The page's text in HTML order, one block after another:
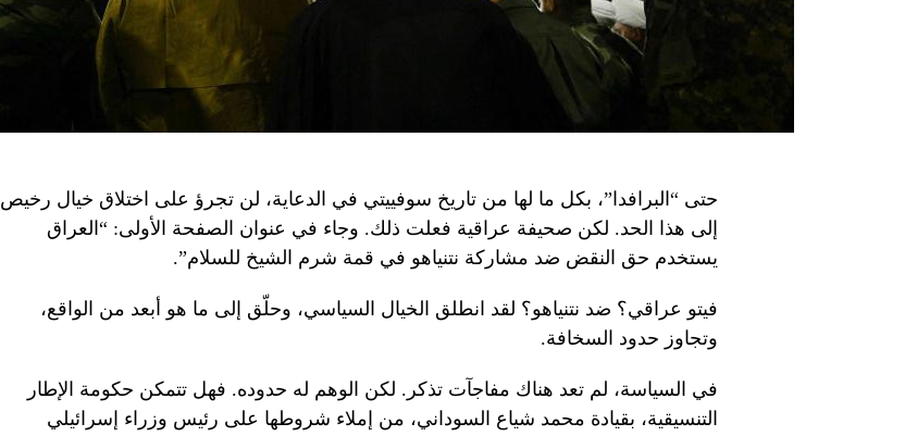
حتى “البرافدا”، بكل ما لها من تاريخ سوفييتي في الدعاية، لن تجرؤ على اختلاق خيال رخيص
إلى هذا الحد. لكن صحيفة عراقية فعلت ذلك. وجاء في عنوان الصفحة الأولى: “العراق
يستخدم حق النقض ضد مشاركة نتنياهو في قمة شرم الشيخ للسلام”.
فيتو عراقي؟ ضد نتنياهو؟ لقد انطلق الخيال السياسي، وحلّق إلى ما هو أبعد من الواقع،
وتجاوز حدود السخافة.
في السياسة، لم تعد هناك مفاجآت تذكر. لكن الوهم له حدوده. فهل تتمكن حكومة الإطار
التنسيقية، بقيادة محمد شياع السوداني، من إملاء شروطها على رئيس وزراء إسرائيلي